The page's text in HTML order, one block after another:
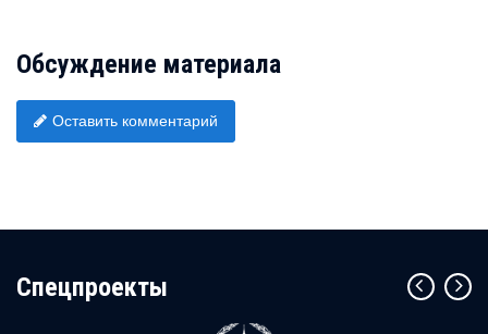
Обсуждение материала
Оставить комментарий
Cпецпроекты